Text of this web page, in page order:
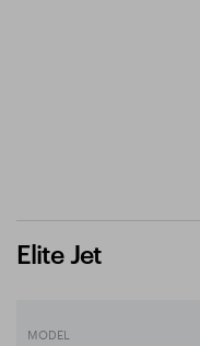
Elite Jet
MODEL